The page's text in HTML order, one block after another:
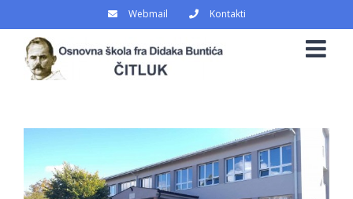
content
Webmail Kontakti
Larger
Image